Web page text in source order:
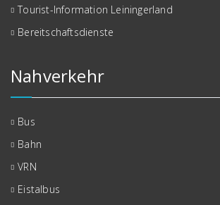
Tourist-Information Leiningerland
Bereitschaftsdienste
Nahverkehr
Bus
Bahn
VRN
Eistalbus